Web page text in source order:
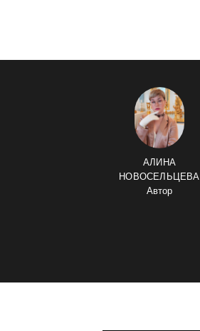
АЛИНА
НОВОСЕЛЬЦЕВА
Автор